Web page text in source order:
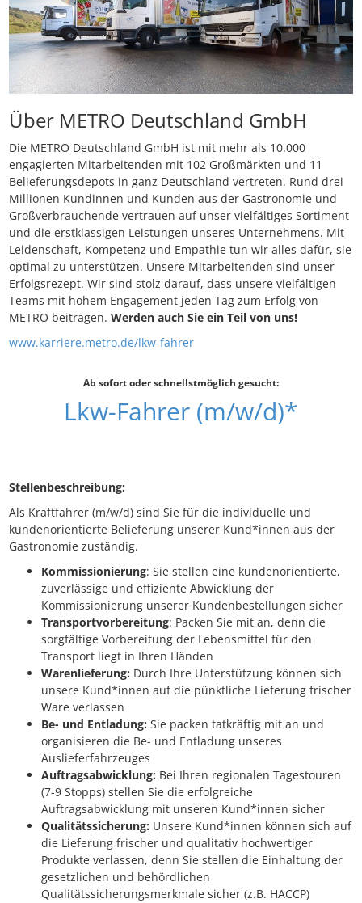
Über METRO Deutschland GmbH
Die METRO Deutschland GmbH ist mit mehr als 10.000
engagierten Mitarbeitenden mit 102 Großmärkten und 11
Belieferungsdepots in ganz Deutschland vertreten. Rund drei
Millionen Kundinnen und Kunden aus der Gastronomie und
Großverbrauchende vertrauen auf unser vielfältiges Sortiment
und die erstklassigen Leistungen unseres Unternehmens. Mit
Leidenschaft, Kompetenz und Empathie tun wir alles dafür, sie
optimal zu unterstützen. Unsere Mitarbeitenden sind unser
Erfolgsrezept. Wir sind stolz darauf, dass unsere vielfältigen
Teams mit hohem Engagement jeden Tag zum Erfolg von
METRO beitragen. Werden auch Sie ein Teil von uns!
www.karriere.metro.de/lkw-fahrer
Ab sofort oder schnellstmöglich gesucht:
Lkw-Fahrer (m/w/d)*
Stellenbeschreibung:
Als Kraftfahrer (m/w/d) sind Sie für die individuelle und
kundenorientierte Belieferung unserer Kund*innen aus der
Gastronomie zuständig.
Kommissionierung: Sie stellen eine kundenorientierte,
zuverlässige und effiziente Abwicklung der
Kommissionierung unserer Kundenbestellungen sicher
Transportvorbereitung: Packen Sie mit an, denn die
sorgfältige Vorbereitung der Lebensmittel für den
Transport liegt in Ihren Händen
Warenlieferung: Durch Ihre Unterstützung können sich
unsere Kund*innen auf die pünktliche Lieferung frischer
Ware verlassen
Be- und Entladung: Sie packen tatkräftig mit an und
organisieren die Be- und Entladung unseres
Auslieferfahrzeuges
Auftragsabwicklung: Bei Ihren regionalen Tagestouren
(7-9 Stopps) stellen Sie die erfolgreiche
Auftragsabwicklung mit unseren Kund*innen sicher
Qualitätssicherung: Unsere Kund*innen können sich auf
die Lieferung frischer und qualitativ hochwertiger
Produkte verlassen, denn Sie stellen die Einhaltung der
gesetzlichen und behördlichen
Qualitätssicherungsmerkmale sicher (z.B. HACCP)